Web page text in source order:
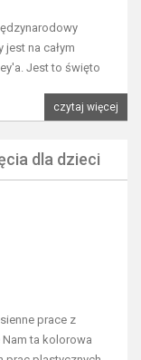
na całym
Jest to święto
czytaj więcej
dla dzieci
prace z
ta kolorowa